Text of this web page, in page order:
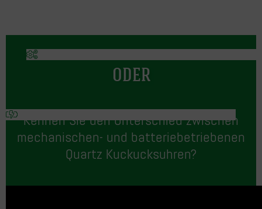
ODER
Kennen Sie den Unterschied zwischen
mechanischen- und batteriebetriebenen
Quartz Kuckucksuhren?